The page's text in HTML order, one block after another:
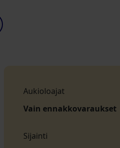
Aukioloajat
Vain ennakkovaraukset
Sijainti